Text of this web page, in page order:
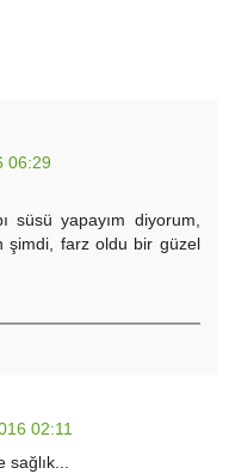
06:29
süsü yapayım diyorum,
şimdi, farz oldu bir güzel
02:11
sağlık...